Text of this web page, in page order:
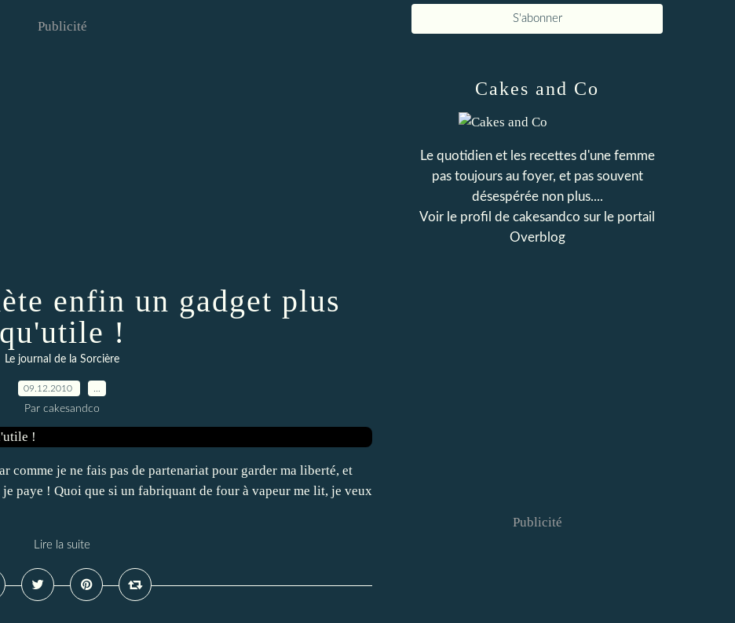
Publicité
enfin un gadget plus
qu'utile !
Le journal de la Sorcière
09.12.2010
Par cakesandco
comme je ne fais pas de partenariat pour garder ma liberté, et
paye ! Quoi que si un fabriquant de four à vapeur me lit, je veux
Lire la suite
Cakes and Co
Le quotidien et les recettes d'une femme
pas toujours au foyer, et pas souvent
désespérée non plus....
Voir le profil de cakesandco sur le portail
Overblog
Publicité